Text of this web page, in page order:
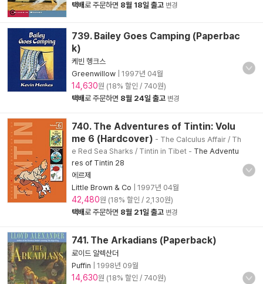
택배로 주문하면 8월 18일 출고 변경
739. Bailey Goes Camping (Paperbac
k)
케빈 헹크스
Greenwillow
1997년 04월
14,630원 (18% 할인 / 740원)
택배로 주문하면 8월 24일 출고 변경
740. The Adventures of Tintin: Volu
me 6 (Hardcover) - The Calculus Affair / Th
e Red Sea Sharks / Tintin in Tibet - The Adventu
res of Tintin 28
에르제
Little Brown & Co
1997년 04월
42,480원 (18% 할인 / 2,130원)
택배로 주문하면 8월 21일 출고 변경
741. The Arkadians (Paperback)
로이드 알렉산더
Puffin
1998년 09월
14,630원 (18% 할인 / 740원)